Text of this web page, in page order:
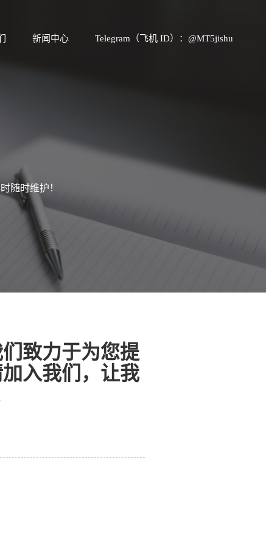
新闻中心 Telegram（飞机 ID）：@MT5jishu
随时维护！
致力于为您提
入我们，让我